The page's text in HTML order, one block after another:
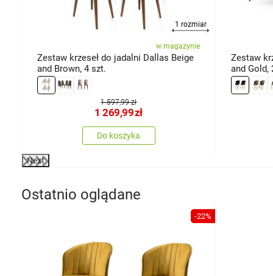
1 rozmiar
w magazynie
Zestaw krzeseł do jadalni Dallas Beige
and Brown, 4 szt.
1 597,99 zł
1 269,99zł
Do koszyka
Zestaw
and Gold,
Next
Ostatnio oglądane
-22%